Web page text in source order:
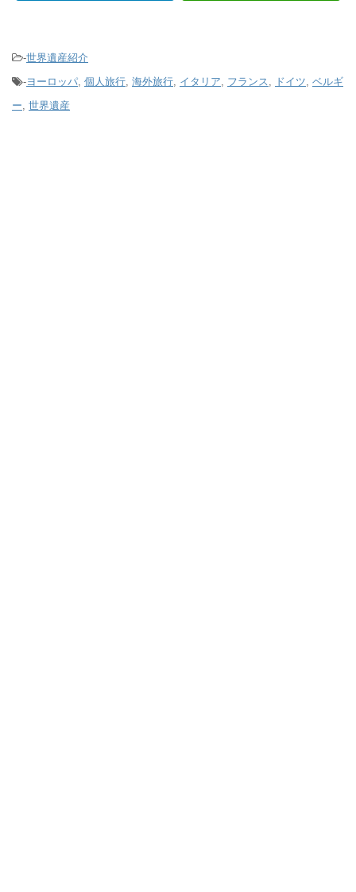
-世界遺産紹介
-ヨーロッパ 個人旅行 海外旅行 イタリア フランス ドイツ ベルギ
ー 世界遺産